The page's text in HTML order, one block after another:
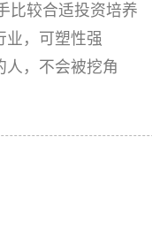
比较合适投资培养
业，可塑性强
人，不会被挖角